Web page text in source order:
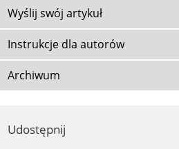
Wyślij swój artykuł
Instrukcje dla autorów
Archiwum
Udostępnij